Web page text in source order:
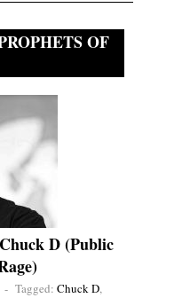
OF
D (Public
- Tagged: Chuck D,